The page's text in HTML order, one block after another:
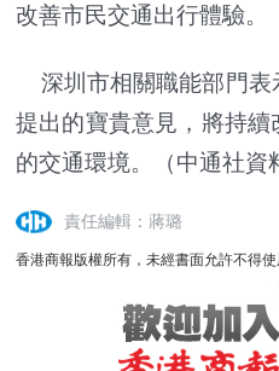
改善市民交通出行體驗。
深圳市相關職能部門表
提出的寶貴意見，將持
的交通環境。（中通社資
責任編輯：蔣璐
香港商報版權所有，未經書面允許不得使